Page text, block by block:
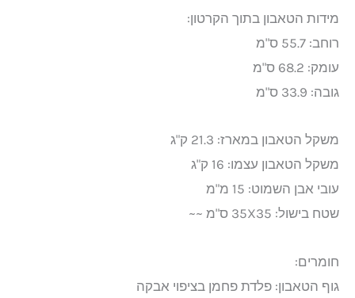
מידות הטאבון בתוך הקרטון:
רוחב: 55.7 ס"מ
עומק: 68.2 ס"מ
גובה: 33.9 ס"מ
משקל הטאבון במארז: 21.3 ק"ג
משקל הטאבון עצמו: 16 ק"ג
עובי אבן השמוט: 15 מ"מ
שטח בישול: 35X35 ס"מ ~~
חומרים:
גוף הטאבון: פלדת פחמן בציפוי אבקה